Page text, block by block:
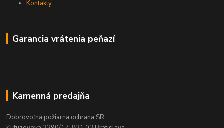
Kontakty
Garancia vrátenia peňazí
Kamenná predajňa
Dobrovoľná požiarna ochrana SR